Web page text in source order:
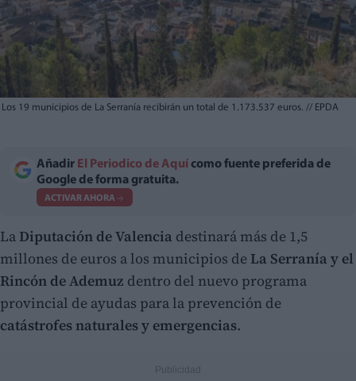
Los 19 municipios de La Serranía recibirán un total de 1.173.537 euros. // EPDA
Añadir El Periodico de Aquí como fuente preferida de
Google de forma gratuita.
ACTIVAR AHORA
La Diputación de Valencia destinará más de 1,5
millones de euros a los municipios de La Serranía y el
Rincón de Ademuz dentro del nuevo programa
provincial de ayudas para la prevención de
catástrofes naturales y emergencias.